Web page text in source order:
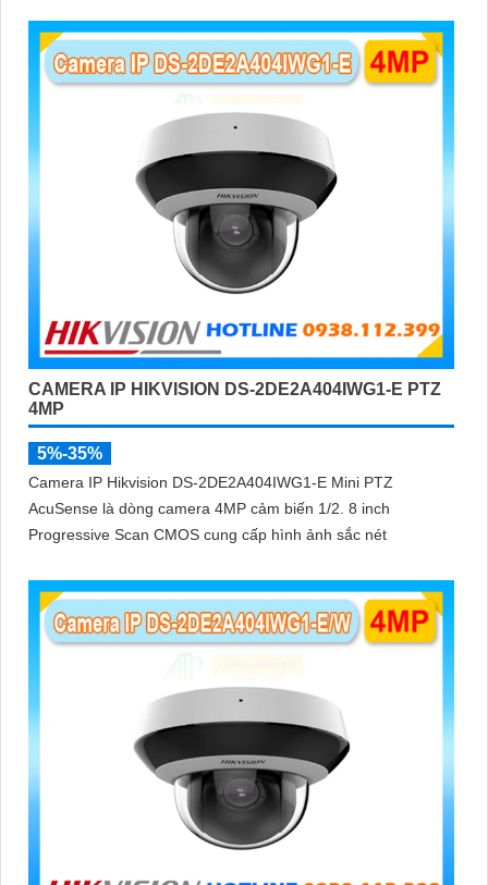
CAMERA IP HIKVISION DS-2DE2A404IWG1-E PTZ
4MP
5%-35%
Camera IP Hikvision DS-2DE2A404IWG1-E Mini PTZ
AcuSense là dòng camera 4MP cảm biến 1/2. 8 inch
Progressive Scan CMOS cung cấp hình ảnh sắc nét